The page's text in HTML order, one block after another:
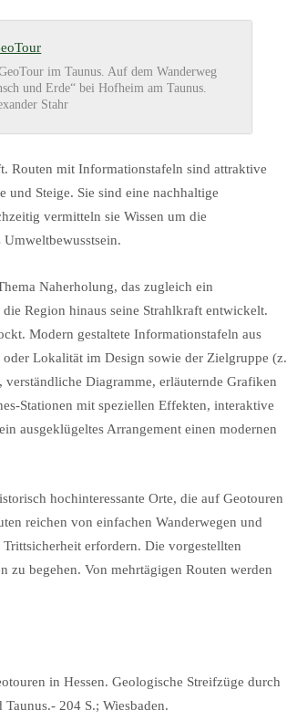
im Taunus. Auf dem Wanderweg
und Erde“ bei Hofheim am Taunus.
Stahr
Routen mit Informationstafeln sind attraktive
und Steige. Sie sind eine nachhaltige
vermitteln sie Wissen um die
Naherholung, das zugleich ein
Region hinaus seine Strahlkraft entwickelt.
Modern gestaltete Informationstafeln aus
Lokalität im Design sowie der Zielgruppe (z.
Diagramme, erläuternde Grafiken
Stationen mit speziellen Effekten, interaktive
ausgeklügeltes Arrangement einen modernen
hochinteressante Orte, die auf Geotouren
reichen von einfachen Wanderwegen und
erfordern. Die vorgestellten
zu begehen. Von mehrtägigen Routen werden
in Hessen. Geologische Streifzüge durch
204 S.; Wiesbaden.